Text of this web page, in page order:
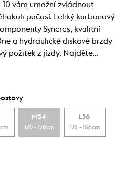
10 vám umožní zvládnout
počasí. Lehký karbonový
Syncros, kvalitní
a hydraulické diskové brzdy
požitek z jízdy. Najděte…
M54
170 - 178cm
L56
176 - 186cm